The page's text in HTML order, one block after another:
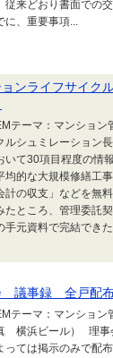
従来どおり書面での
に、重要事項...
ョンライフサイ
テーマ：マンショ
ルシュミレーション
いて30項目程度の情
均的な大規模修繕工
計の収支」などを無
たところ、管理委託
手元資料で完結でき
議事録 全戸配
テーマ：マンショ
横浜ビール） 理事
っては掲示のみで配